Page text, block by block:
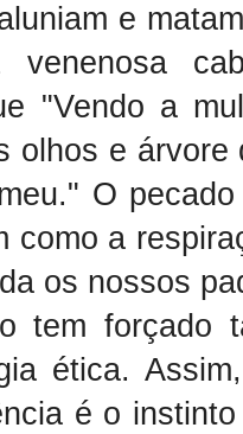
e
venenosa
"Vendo a
olhos e
O
como a
os nossos
tem forçado
ética.
é o